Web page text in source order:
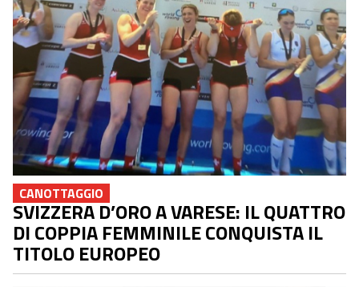
CANOTTAGGIO
SVIZZERA D’ORO A VARESE: IL QUATTRO
DI COPPIA FEMMINILE CONQUISTA IL
TITOLO EUROPEO